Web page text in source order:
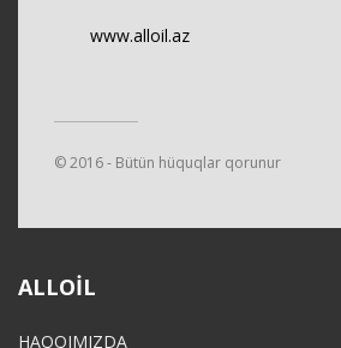
www.alloil.az
© 2016 - Bütün hüquqlar qorunur
ALLOIL
HAQQIMIZDA